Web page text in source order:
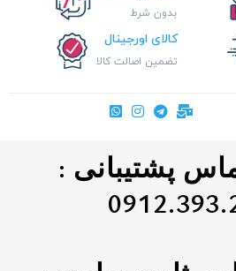
بدون شرط
کالای اورجینال
تضمین اصالت کالا
پشتیبانی :